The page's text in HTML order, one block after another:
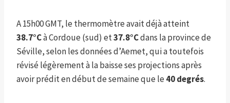
A 15h00 GMT, le thermomètre avait déjà atteint
38.7°Cà Cordoue (sud) et37.8°Cdans la province de
Séville, selon les données d’Aemet, qui a toutefois
révisé légèrement à la baisse ses projections après
avoir prédit en début de semaine que le 40 degrés.